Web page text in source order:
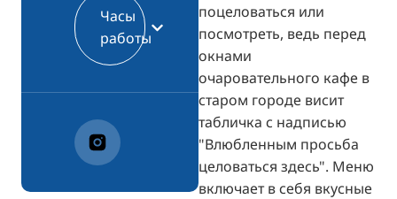
поцеловаться или
посмотреть, ведь перед
окнами
очаровательного кафе в
старом городе висит
табличка с надписью
"Влюбленным просьба
целоваться здесь". Меню
включает в себя вкусные
Часы
работы